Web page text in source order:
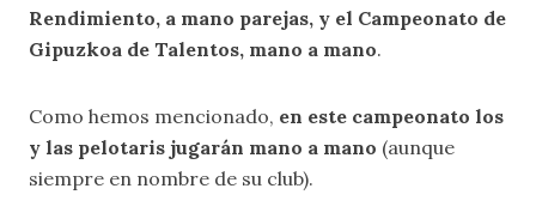
Rendimiento, a mano parejas, y el Campeonato de
Gipuzkoa de Talentos, mano a mano.
Como hemos mencionado, en este campeonato los
y las pelotaris jugarán mano a mano (aunque
siempre en nombre de su club).